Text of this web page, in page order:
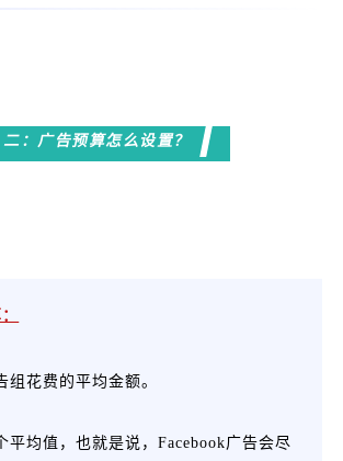
二：广告预算怎么设置？
组花费的平均金额。
平均值，也就是说，Facebook广告会尽